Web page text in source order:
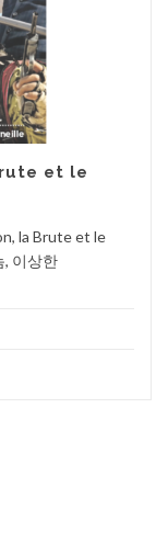
et le
la Brute et le
, 이상한